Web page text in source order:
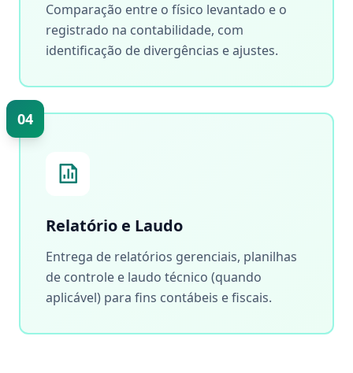
Comparação entre o físico levantado e o
registrado na contabilidade, com
identificação de divergências e ajustes.
04
Relatório e Laudo
Entrega de relatórios gerenciais, planilhas
de controle e laudo técnico (quando
aplicável) para fins contábeis e fiscais.